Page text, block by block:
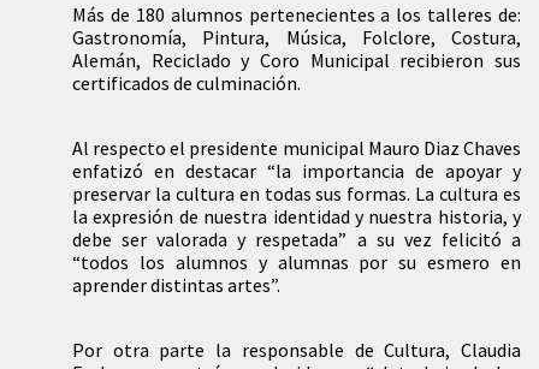
Más de 180 alumnos pertenecientes a los talleres de:
Gastronomía, Pintura, Música, Folclore, Costura,
Alemán, Reciclado y Coro Municipal recibieron sus
certificados de culminación.
Al respecto el presidente municipal Mauro Diaz Chaves
enfatizó en destacar “la importancia de apoyar y
preservar la cultura en todas sus formas. La cultura es
la expresión de nuestra identidad y nuestra historia, y
debe ser valorada y respetada” a su vez felicitó a
“todos los alumnos y alumnas por su esmero en
aprender distintas artes”.
Por otra parte la responsable de Cultura, Claudia